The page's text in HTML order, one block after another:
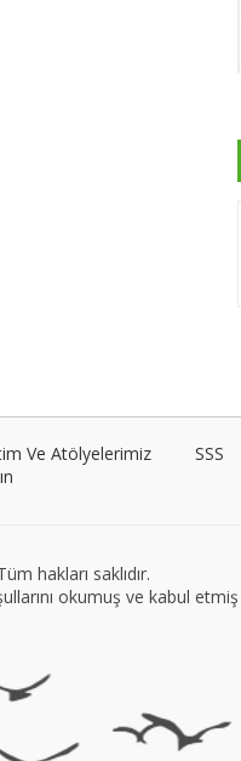
Ve Atölyelerimiz SSS
hakları saklıdır.
okumuş ve kabul etmiş